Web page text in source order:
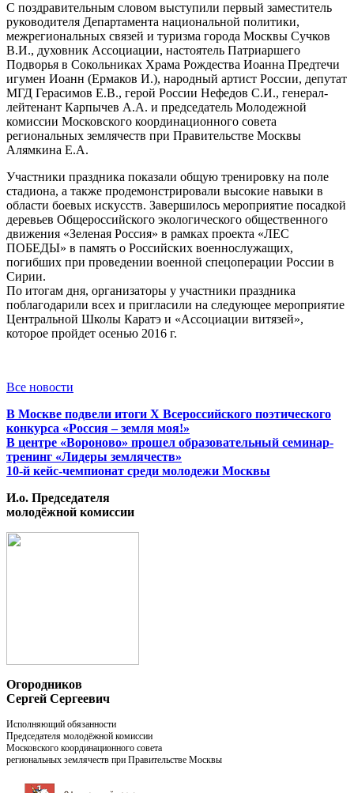
С поздравительным словом выступили первый заместитель
руководителя Департамента национальной политики,
межрегиональных связей и туризма города Москвы Сучков
В.И., духовник Ассоциации, настоятель Патриаршего
Подворья в Сокольниках Храма Рождества Иоанна Предтечи
игумен Иоанн (Ермаков И.), народный артист России, депутат
МГД Герасимов Е.В., герой России Нефедов С.И., генерал-
лейтенант Карпычев А.А. и председатель Молодежной
комиссии Московского координационного совета
региональных землячеств при Правительстве Москвы
Алямкина Е.А.
Участники праздника показали общую тренировку на поле
стадиона, а также продемонстрировали высокие навыки в
области боевых искусств. Завершилось мероприятие посадкой
деревьев Общероссийского экологического общественного
движения «Зеленая Россия» в рамках проекта «ЛЕС
ПОБЕДЫ» в память о Российских военнослужащих,
погибших при проведении военной спецоперации России в
Сирии.
По итогам дня, организаторы у участники праздника
поблагодарили всех и пригласили на следующее мероприятие
Центральной Школы Каратэ и «Ассоциации витязей»,
которое пройдет осенью 2016 г.
Все новости
В Москве подвели итоги X Всероссийского поэтического
конкурса «Россия – земля моя!»
В центре «Вороново» прошел образовательный семинар-
тренинг «Лидеры землячеств»
10-й кейс-чемпионат среди молодежи Москвы
И.о. Председателя
молодёжной комиссии
Огородников
Сергей Сергеевич
Исполняющий обязанности
Председателя молодёжной комиссии
Московского координационного совета
региональных землячеств при Правительстве Москвы